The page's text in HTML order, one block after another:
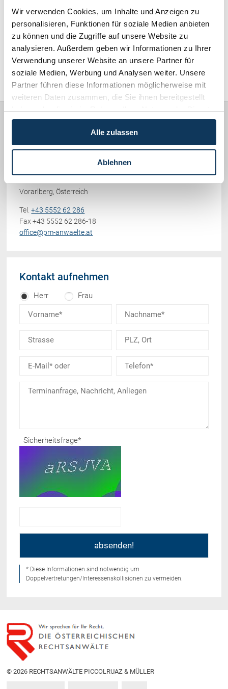
Wir verwenden Cookies, um Inhalte und Anzeigen zu
personalisieren, Funktionen für soziale Medien anbieten
zu können und die Zugriffe auf unsere Website zu
analysieren. Außerdem geben wir Informationen zu Ihrer
Verwendung unserer Website an unsere Partner für
soziale Medien, Werbung und Analysen weiter. Unsere
Partner führen diese Informationen möglicherweise mit
weiteren Daten zusammen, die Sie ihnen bereitgestellt
haben oder die sie im Rahmen Ihrer Nutzung der Dienste
gesammelt haben.
Alle zulassen
Ablehnen
Schenkung von Immobilien
Checklisten: Haus-, Wohnungs- und
Grundstückkauf
Checkliste: Immobilienertragssteuer
Checkliste: Mietvertrag
Checkliste: GmbH-Gründung
Checkliste: Gewerbeanm. durch jur.
Person
Schadenersatz / Schmerzensgeld / Gewährleistung (417)
Familienrecht / Eherecht / Erbrecht (169)
Sonstiges (478)
PICCOLRUAZ & MÜLLER
Vorarlberg, Österreich
Tel.+43 5552 62 286
Fax +43 5552 62 286-18
office@pm-anwaelte.at
Kontakt aufnehmen
Herr Frau
Sicherheitsfrage*
* Diese Informationen sind notwendig um
Doppelvertretungen/Interessenskollisionen zu vermeiden.
© 2026 RECHTSANWÄLTE PICCOLRUAZ & MÜLLER